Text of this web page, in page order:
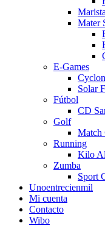
Mater
E-Games
Solar
Fútbol
CD
Golf
Match
Running
Kilo
Zumba
Sport
Unoentrecienmil
Mi cuenta
Contacto
Wibo